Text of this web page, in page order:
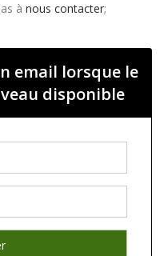
à nous contacter;
email lorsque le
disponible